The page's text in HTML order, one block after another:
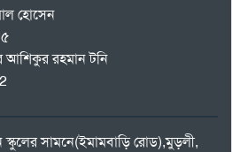
হোসেন
আশিকুর রহমান টনি
স্কুলের সামনে(ইমামবাড়ি রোড),মুড়লী,